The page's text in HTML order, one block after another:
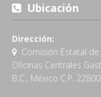
Ubicación
Dirección:
Comisión Estatal
Oficinas Centrales
B.C., México C.P. 22800